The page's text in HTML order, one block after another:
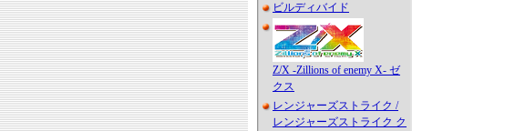
ビルディバイド
Z/X -Zillions of enemy X- ゼ
クス
レンジャーズストライク /
レンジャーズストライク ク